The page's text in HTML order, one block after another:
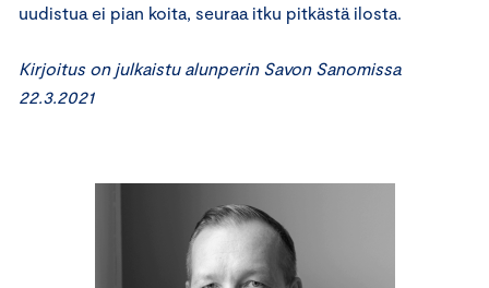
uudistua ei pian koita, seuraa itku pitkästä ilosta.
Kirjoitus on julkaistu alunperin Savon Sanomissa
22.3.2021